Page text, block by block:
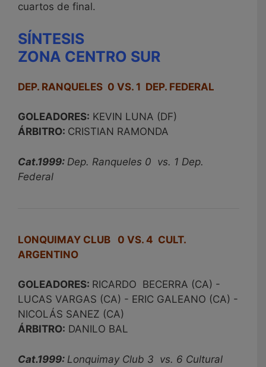
cuartos de final.
SÍNTESIS
ZONA CENTRO SUR
DEP. RANQUELES 0 VS. 1 DEP. FEDERAL
GOLEADORES: KEVIN LUNA (DF)
ÁRBITRO: CRISTIAN RAMONDA
Cat.1999: Dep. Ranqueles 0 vs. 1 Dep.
Federal
LONQUIMAY CLUB 0 VS. 4 CULT.
ARGENTINO
GOLEADORES: RICARDO BECERRA (CA) -
LUCAS VARGAS (CA) - ERIC GALEANO (CA) -
NICOLÁS SANEZ (CA)
ÁRBITRO: DANILO BAL
Cat.1999: Lonquimay Club 3 vs. 6 Cultural